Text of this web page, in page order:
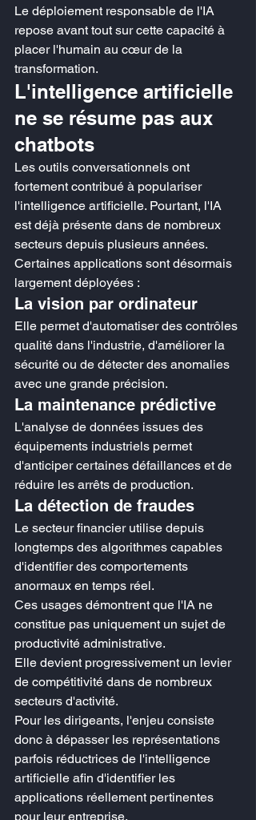
Le déploiement responsable de l'IA
repose avant tout sur cette capacité à
placer l'humain au cœur de la
transformation.
L'intelligence artificielle
ne se résume pas aux
chatbots
Les outils conversationnels ont
fortement contribué à populariser
l'intelligence artificielle. Pourtant, l'IA
est déjà présente dans de nombreux
secteurs depuis plusieurs années.
Certaines applications sont désormais
largement déployées :
La vision par ordinateur
Elle permet d'automatiser des contrôles
qualité dans l'industrie, d'améliorer la
sécurité ou de détecter des anomalies
avec une grande précision.
La maintenance prédictive
L'analyse de données issues des
équipements industriels permet
d'anticiper certaines défaillances et de
réduire les arrêts de production.
La détection de fraudes
Le secteur financier utilise depuis
longtemps des algorithmes capables
d'identifier des comportements
anormaux en temps réel.
Ces usages démontrent que l'IA ne
constitue pas uniquement un sujet de
productivité administrative.
Elle devient progressivement un levier
de compétitivité dans de nombreux
secteurs d'activité.
Pour les dirigeants, l'enjeu consiste
donc à dépasser les représentations
parfois réductrices de l'intelligence
artificielle afin d'identifier les
applications réellement pertinentes
pour leur entreprise.